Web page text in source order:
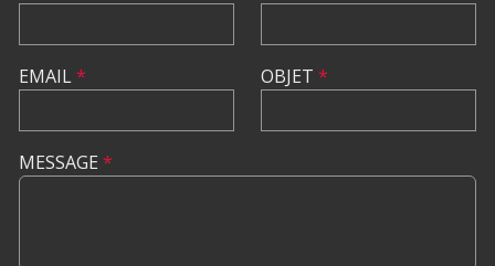
EMAIL* OBJET *
MESSAGE *